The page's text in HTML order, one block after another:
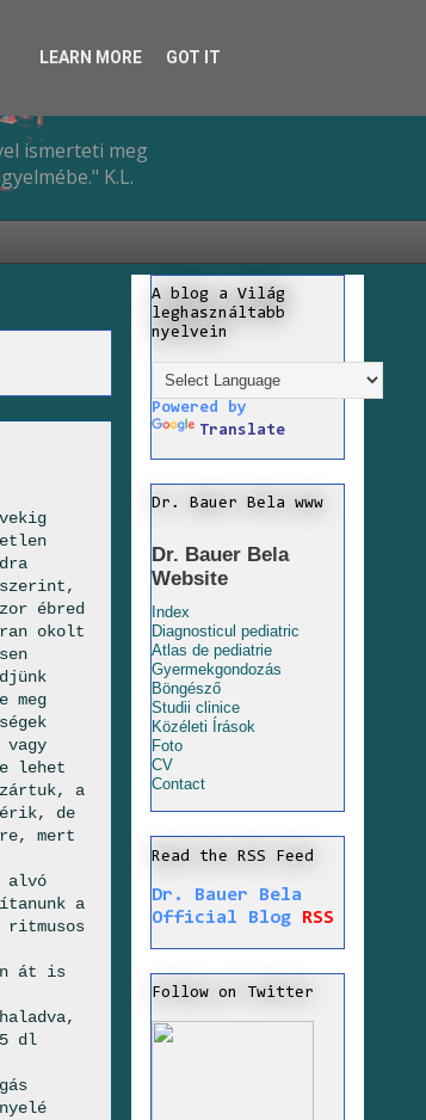
ismerteti meg
K.L.
ébred
okolt
meg
lehet
a
érik, de
mert
alvó
a
át is
dl
A blog a Világ
leghasználtabb
nyelvein
Powered by
Translate
Dr. Bauer Bela www
Dr. Bauer Bela
Website
Index
Diagnosticul pediatric
Atlas de pediatrie
Gyermekgondozás
Böngésző
Studii clinice
Közéleti Írások
Foto
CV
Contact
Read the RSS Feed
Dr. Bauer Bela
Official Blog
RSS
Follow on Twitter
LEARN MORE GOT IT